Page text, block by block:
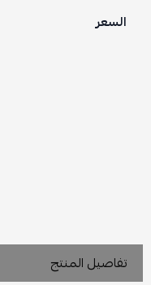
السعر
تفاصيل المنتج